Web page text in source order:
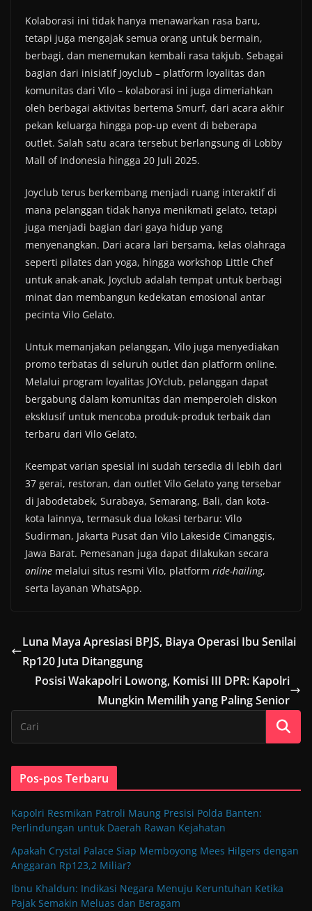
Kolaborasi ini tidak hanya menawarkan rasa baru,
tetapi juga mengajak semua orang untuk bermain,
berbagi, dan menemukan kembali rasa takjub. Sebagai
bagian dari inisiatif Joyclub – platform loyalitas dan
komunitas dari Vilo – kolaborasi ini juga dimeriahkan
oleh berbagai aktivitas bertema Smurf, dari acara akhir
pekan keluarga hingga pop-up event di beberapa
outlet. Salah satu acara tersebut berlangsung di Lobby
Mall of Indonesia hingga 20 Juli 2025.
Joyclub terus berkembang menjadi ruang interaktif di
mana pelanggan tidak hanya menikmati gelato, tetapi
juga menjadi bagian dari gaya hidup yang
menyenangkan. Dari acara lari bersama, kelas olahraga
seperti pilates dan yoga, hingga workshop Little Chef
untuk anak-anak, Joyclub adalah tempat untuk berbagi
minat dan membangun kedekatan emosional antar
pecinta Vilo Gelato.
Untuk memanjakan pelanggan, Vilo juga menyediakan
promo terbatas di seluruh outlet dan platform online.
Melalui program loyalitas JOYclub, pelanggan dapat
bergabung dalam komunitas dan memperoleh diskon
eksklusif untuk mencoba produk-produk terbaik dan
terbaru dari Vilo Gelato.
Keempat varian spesial ini sudah tersedia di lebih dari
37 gerai, restoran, dan outlet Vilo Gelato yang tersebar
di Jabodetabek, Surabaya, Semarang, Bali, dan kota-
kota lainnya, termasuk dua lokasi terbaru: Vilo
Sudirman, Jakarta Pusat dan Vilo Lakeside Cimanggis,
Jawa Barat. Pemesanan juga dapat dilakukan secara
online melalui situs resmi Vilo, platform ride-hailing,
serta layanan WhatsApp.
Luna Maya Apresiasi BPJS, Biaya Operasi Ibu Senilai
Rp120 Juta Ditanggung
Posisi Wakapolri Lowong, Komisi III DPR: Kapolri
Mungkin Memilih yang Paling Senior
Pos-pos Terbaru
Kapolri Resmikan Patroli Maung Presisi Polda Banten:
Perlindungan untuk Daerah Rawan Kejahatan
Apakah Crystal Palace Siap Memboyong Mees Hilgers dengan
Anggaran Rp123,2 Miliar?
Ibnu Khaldun: Indikasi Negara Menuju Keruntuhan Ketika
Pajak Semakin Meluas dan Beragam